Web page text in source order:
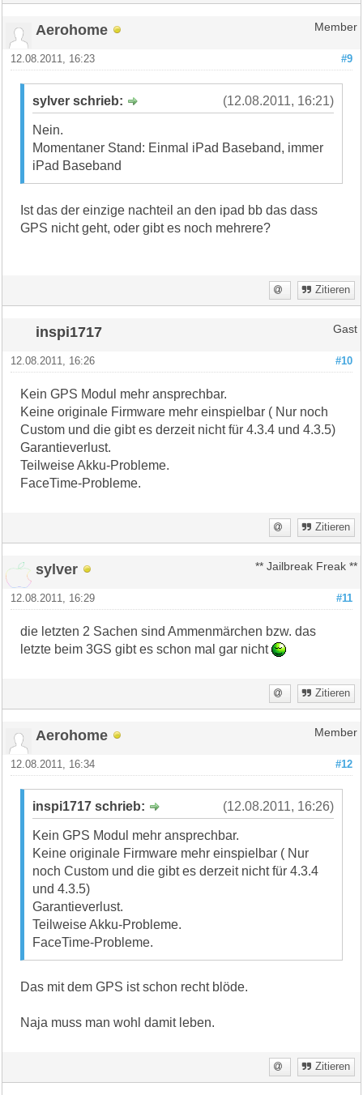
Aerohome Member
#9
12.08.2011, 16:23
(12.08.2011, 16:21)
sylver schrieb:
Nein.
Momentaner Stand: Einmal iPad Baseband, immer
iPad Baseband
Ist das der einzige nachteil an den ipad bb das dass
GPS nicht geht, oder gibt es noch mehrere?
Zitieren
inspi1717 Gast
#10
12.08.2011, 16:26
Kein GPS Modul mehr ansprechbar.
Keine originale Firmware mehr einspielbar ( Nur noch
Custom und die gibt es derzeit nicht für 4.3.4 und 4.3.5)
Garantieverlust.
Teilweise Akku-Probleme.
FaceTime-Probleme.
Zitieren
sylver ** Jailbreak Freak **
#11
12.08.2011, 16:29
die letzten 2 Sachen sind Ammenmärchen bzw. das
letzte beim 3GS gibt es schon mal gar nicht
Zitieren
Aerohome Member
#12
12.08.2011, 16:34
(12.08.2011, 16:26)
inspi1717 schrieb:
Kein GPS Modul mehr ansprechbar.
Keine originale Firmware mehr einspielbar ( Nur
noch Custom und die gibt es derzeit nicht für 4.3.4
und 4.3.5)
Garantieverlust.
Teilweise Akku-Probleme.
FaceTime-Probleme.
Das mit dem GPS ist schon recht blöde.
Naja muss man wohl damit leben.
Zitieren